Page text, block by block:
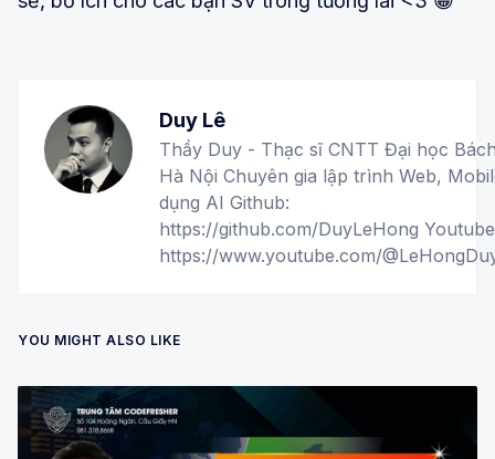
Duy Lê
Thầy Duy - Thạc sĩ CNTT Đại học
Hà Nội Chuyên gia lập trình Web,
dụng AI Github:
https://github.com/DuyLeHong
https://www.youtube.com/
YOU MIGHT ALSO LIKE